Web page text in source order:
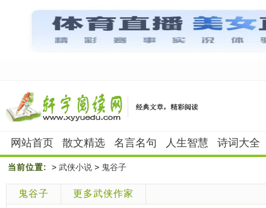
网站首页 散文精选 名言名句 人生智慧 诗词大全
当前位置: > 武侠小说> 鬼谷子
鬼谷子 更多武侠作家